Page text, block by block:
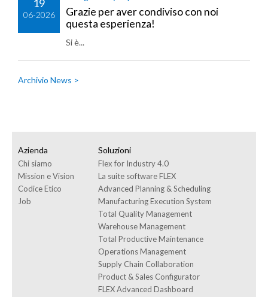
19
06-2026
Grazie per aver condiviso con noi
questa esperienza!
Si è...
Archivio News >
Azienda
Chi siamo
Mission e Vision
Codice Etico
Job
Soluzioni
Flex for Industry 4.0
La suite software FLEX
Advanced Planning & Scheduling
Manufacturing Execution System
Total Quality Management
Warehouse Management
Total Productive Maintenance
Operations Management
Supply Chain Collaboration
Product & Sales Configurator
FLEX Advanced Dashboard